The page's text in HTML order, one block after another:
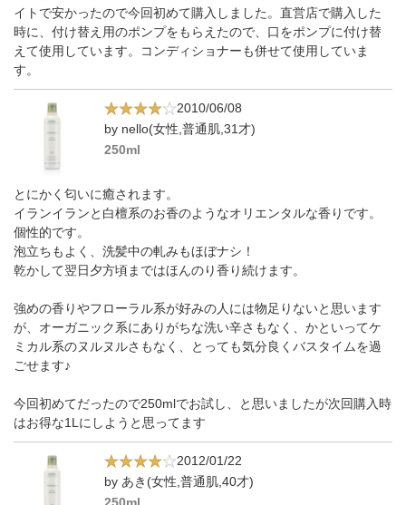
イトで安かったので今回初めて購入しました。直営店で購入した
時に、付け替え用のポンプをもらえたので、口をポンプに付け替
えて使用しています。コンディショナーも併せて使用していま
す。
2010/06/08
by nello(女性,普通肌,31才)
250ml
とにかく匂いに癒されます。
イランイランと白檀系のお香のようなオリエンタルな香りです。
個性的です。
泡立ちもよく、洗髪中の軋みもほぼナシ！
乾かして翌日夕方頃まではほんのり香り続けます。
強めの香りやフローラル系が好みの人には物足りないと思います
が、オーガニック系にありがちな洗い辛さもなく、かといってケ
ミカル系のヌルヌルさもなく、とっても気分良くバスタイムを過
ごせます♪
今回初めてだったので250mlでお試し、と思いましたが次回購入時
はお得な1Lにしようと思ってます
2012/01/22
by あき(女性,普通肌,40才)